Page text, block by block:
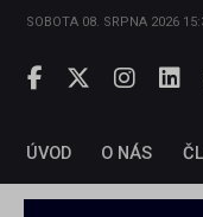
SOBOTA 08. SRPNA 2026
ÚVOD O NÁS